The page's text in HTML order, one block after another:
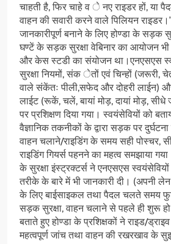
चाहती है, फिर चाहे व े नए राइडर हों, या
वाहन की सवारी करने वाले पिलियन
जानकारीपूर्ण बनाने के लिए होण्डा के सड़क
घण्टें के सड़क सुरक्षा वेबिनार का आयोजन भी
और केस स्टडी का संयोजन था।एनएसएस
सुरक्षा नियमों, संक ेतों एवं चिन्हों (जरूरी,
वाले संकेंतः पीली,सफेद और दोहरी लाईन)
लाईट (रूकें, चलें, बायां मोड़, दायां मोड़, सीधे
पर प्रशिक्षण दिया गया। स्वयंसेवियों को
वैज्ञानिक तकनीकों के द्वारा सड़क पर
वाहन चलाने/राइडिंग के समय सही पोस्चर,
राइडिंग गियर्स पहनने का महत्व समझाया
के सुरक्षा इंस्ट्रक्टर्स ने एनएसएस
तरीके के बारे में भी जानकारी दी। (अपनी
के लिए बाईसाइकल तथा पैदल चलते समय
सड़क सुरक्षा, वाहन चलाने से पहले ही शुरू हो
बताते हुए होण्डा के प्रशिक्षकों ने राइड/
महत्वपूर्ण जांच तथा वाहन की रखरखाव के